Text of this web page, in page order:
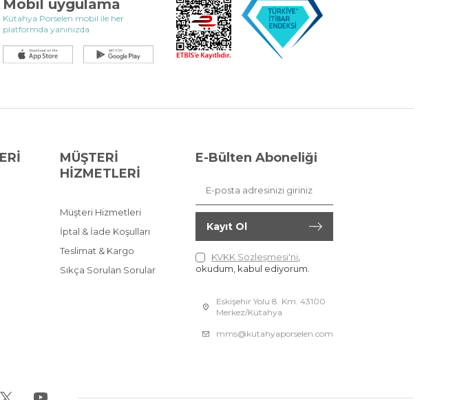
Mobil uygulama
Kütahya Porselen mobil ile her
platformda yanınızda
MÜŞTERİ
HİZMETLERİ
Müşteri Hizmetleri
İptal & İade Koşulları
Teslimat & Kargo
Sıkça Sorulan Sorular
E-Bülten Aboneliği
Kayıt Ol
KVKK Sözleşmesi'ni
okudum, kabul ediyorum.
Eskişehir Yolu 8. Km. 43100
Merkez/Kütahya
mms@kutahyaporselen.com